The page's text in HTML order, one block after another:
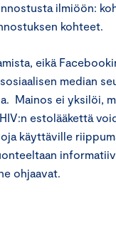
ilmiöön:
kohteet.
eikä
median
Mainos ei yksilöi,
estolääkettä
käyttäville
ohjaavat.